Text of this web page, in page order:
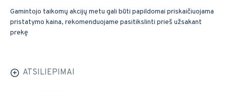
Gamintojo taikomų akcijų metu gali būti papildomai priskaičiuojama
pristatymo kaina, rekomenduojame pasitikslinti prieš užsakant
prekę
ATSILIEPIMAI